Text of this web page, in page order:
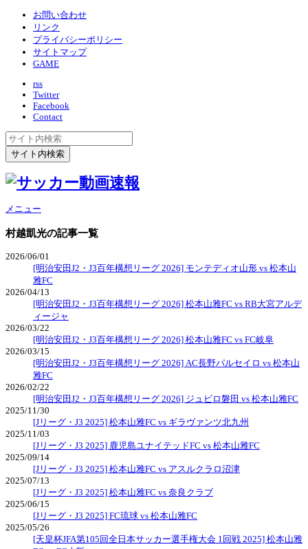
お問い合わせ
リンク
プライバシーポリシー
サイトマップ
GAME
rss
Twitter
Facebook
Contact
メニュー
村越凱光の記事一覧
2026/06/01
[明治安田J2・J3百年構想リーグ 2026] モンテディオ山形 vs 松本山
雅FC
2026/04/13
[明治安田J2・J3百年構想リーグ 2026] 松本山雅FC vs RB大宮アルデ
ィージャ
2026/03/22
[明治安田J2・J3百年構想リーグ 2026] 松本山雅FC vs FC岐阜
2026/03/15
[明治安田J2・J3百年構想リーグ 2026] AC長野パルセイロ vs 松本山
雅FC
2026/02/22
[明治安田J2・J3百年構想リーグ 2026] ジュビロ磐田 vs 松本山雅FC
2025/11/30
[Jリーグ・J3 2025] 松本山雅FC vs ギラヴァンツ北九州
2025/11/03
[Jリーグ・J3 2025] 鹿児島ユナイテッドFC vs 松本山雅FC
2025/09/14
[Jリーグ・J3 2025] 松本山雅FC vs アスルクラロ沼津
2025/07/13
[Jリーグ・J3 2025] 松本山雅FC vs 奈良クラブ
2025/06/15
[Jリーグ・J3 2025] FC琉球 vs 松本山雅FC
2025/05/26
[天皇杯JFA第105回全日本サッカー選手権大会 1回戦 2025] 松本山雅